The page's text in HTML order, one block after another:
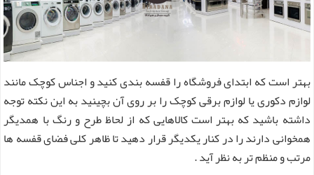
بهتر است که ابتدای فروشگاه را قفسه بندی کنید و اجناس کوچک مانند
لوازم دکوری یا لوازم برقی کوچک را بر روی آن بچینید به این نکته توجه
داشته باشید که بهتر است کالاهایی که از لحاظ طرح و رنگ با همدیگر
همخوانی دارند را در کنار یکدیگر قرار دهید تا ظاهر کلی فضای قفسه ها
مرتب و منظم تر به نظر آید .